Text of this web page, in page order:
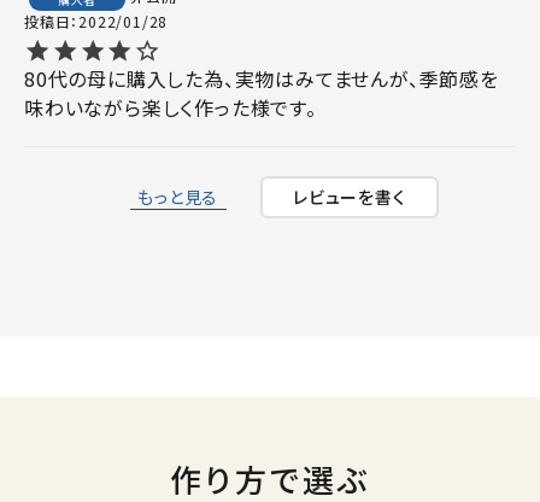
投稿日 2022/01/28
80代の母に購入した為、実物はみてませんが、季節感を
もっと見る レビューを書く
作り方で選ぶ